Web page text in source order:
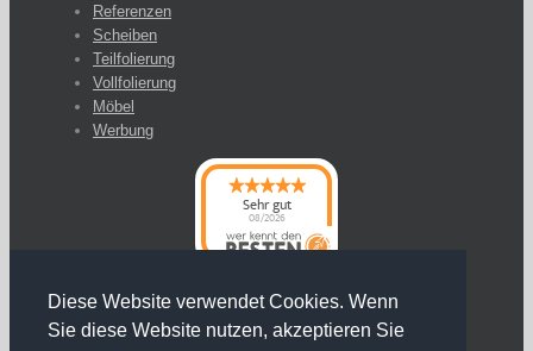
Diese Website verwendet Cookies. Wenn
Sie diese Website nutzen, akzeptieren Sie
Referenzen
Scheiben
Teilfolierung
Vollfolierung
Möbel
Werbung
Sehr gut
08/2026